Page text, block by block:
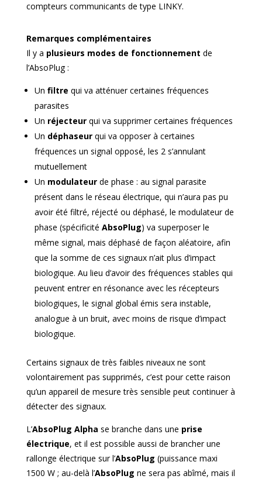
compteurs communicants de type LINKY.
Remarques complémentaires
Il y a plusieurs modes de fonctionnement de
l’AbsoPlug :
Un filtre qui va atténuer certaines fréquences
parasites
Un réjecteur qui va supprimer certaines fréquences
Un déphaseur qui va opposer à certaines
fréquences un signal opposé, les 2 s’annulant
mutuellement
Un modulateur de phase : au signal parasite
présent dans le réseau électrique, qui n’aura pas pu
avoir été filtré, réjecté ou déphasé, le modulateur de
phase (spécificité AbsoPlug) va superposer le
même signal, mais déphasé de façon aléatoire, afin
que la somme de ces signaux n’ait plus d’impact
biologique. Au lieu d’avoir des fréquences stables qui
peuvent entrer en résonance avec les récepteurs
biologiques, le signal global émis sera instable,
analogue à un bruit, avec moins de risque d’impact
biologique.
Certains signaux de très faibles niveaux ne sont
volontairement pas supprimés, c’est pour cette raison
qu’un appareil de mesure très sensible peut continuer à
détecter des signaux.
L’AbsoPlug Alpha se branche dans une prise
électrique, et il est possible aussi de brancher une
rallonge électrique sur l’AbsoPlug (puissance maxi
1500 W ; au-delà l’AbsoPlug ne sera pas abîmé, mais il